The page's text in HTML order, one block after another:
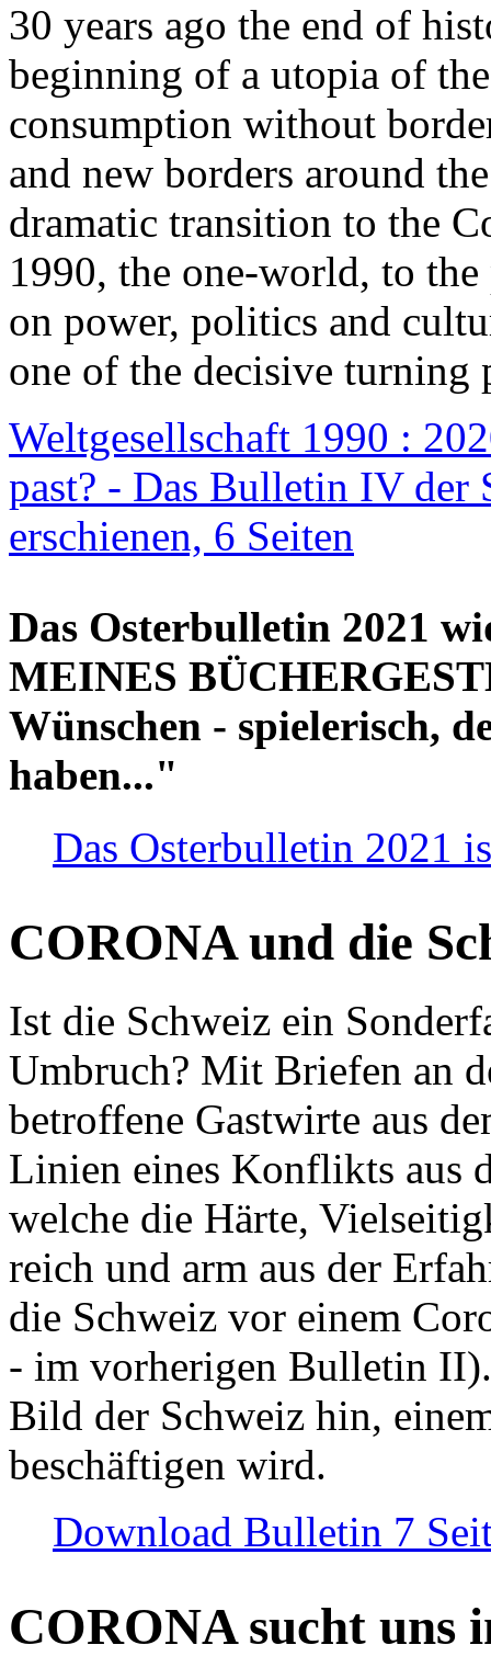
30 years ago the end of
beginning of a utopia of
consumption without
and new borders around
dramatic transition to the
1990, the one-world, to the
on power, politics and
one of the decisive turning
Weltgesellschaft 1990 :
past? - Das Bulletin IV der
erschienen, 6 Seiten
Das Osterbulletin 2021
MEINES
Wünschen - spielerisch,
haben..."
Das Osterbulletin 2021
CORONA und die
Ist die Schweiz ein
Umbruch? Mit Briefen an
betroffene Gastwirte aus
Linien eines Konflikts aus
welche die Härte,
reich und arm aus der
die Schweiz vor einem
- im vorherigen Bulletin
Bild der Schweiz hin,
beschäftigen wird.
Download Bulletin 7
CORONA sucht uns